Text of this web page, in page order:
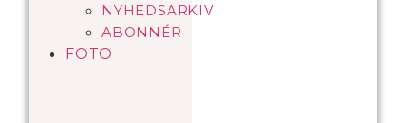
NYHEDSARKIV
ABONNÉR
FOTO